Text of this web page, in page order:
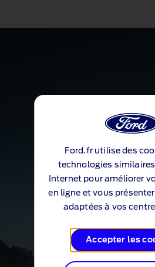
Ford.fr utilise des
technologies
Internet pour améliorer
en ligne et vous
adaptées à vos
Accepter les